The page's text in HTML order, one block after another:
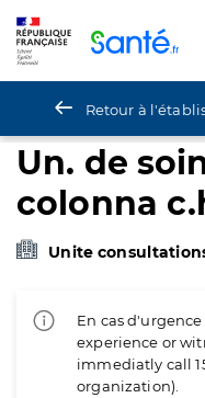
Retour à
Un. de
colonna
Unite
En cas d'urgence
experience or
immediatly call
organization).